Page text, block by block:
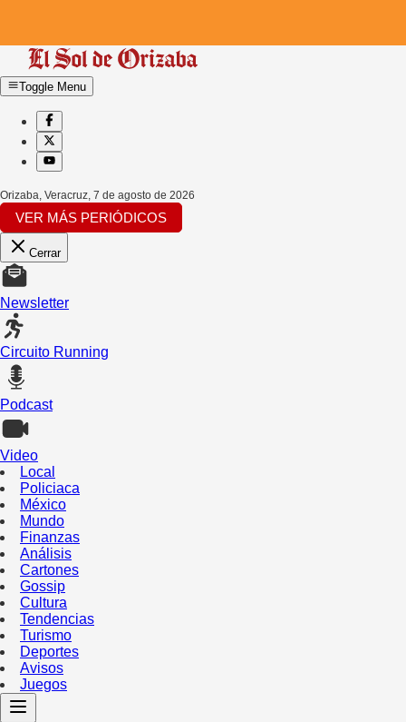
Toggle Menu
Orizaba, Veracruz, 7 de agosto de 2026
VER MÁS PERIÓDICOS
Cerrar
Newsletter
Circuito Running
Podcast
Video
Local
Policiaca
México
Mundo
Finanzas
Análisis
Cartones
Gossip
Cultura
Tendencias
Turismo
Deportes
Avisos
Juegos